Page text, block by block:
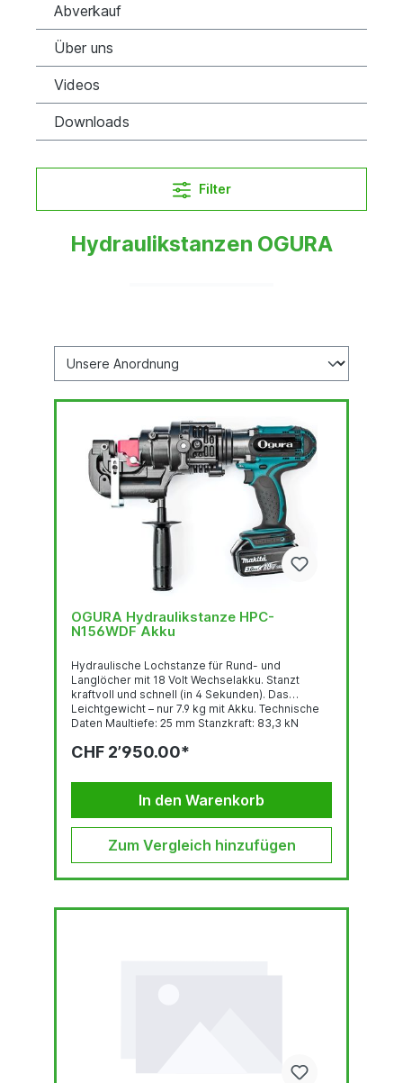
Abverkauf
Über uns
Videos
Downloads
Filter
Hydraulikstanzen OGURA
OGURA Hydraulikstanze HPC-
N156WDF Akku
Hydraulische Lochstanze für Rund- und
Langlöcher mit 18 Volt Wechselakku. Stanzt
kraftvoll und schnell (in 4 Sekunden). Das
Leichtgewicht – nur 7.9 kg mit Akku. Technische
Daten Maultiefe: 25 mm Stanzkraft: 83,3 kN
mmLangloch 6,5 x 10,0 bis 11,0 x 16,5
CrNi-StahlRundloch Ø 6.5 - 15,0
mmMaterialstärke...
CHF 2’950.00*
In den Warenkorb
Zum Vergleich hinzufügen